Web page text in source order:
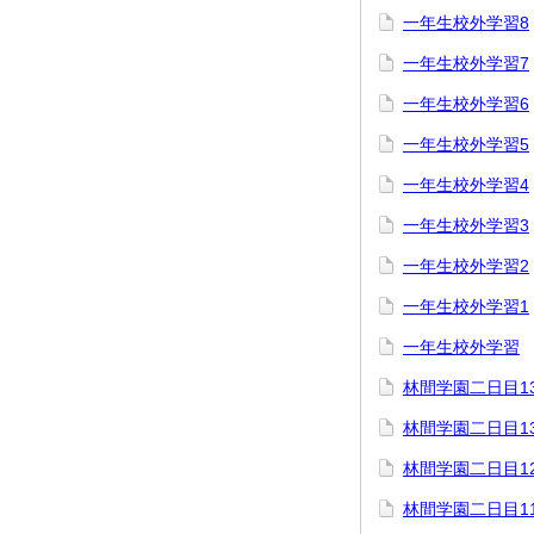
一年生校外学習8
一年生校外学習7
一年生校外学習6
一年生校外学習5
一年生校外学習4
一年生校外学習3
一年生校外学習2
一年生校外学習1
一年生校外学習
林間学園二日目
林間学園二日目
林間学園二日目
林間学園二日目11